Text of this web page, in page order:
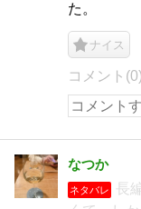
た。
ナイス
コメント(0)
なつか
ネタバレ
長